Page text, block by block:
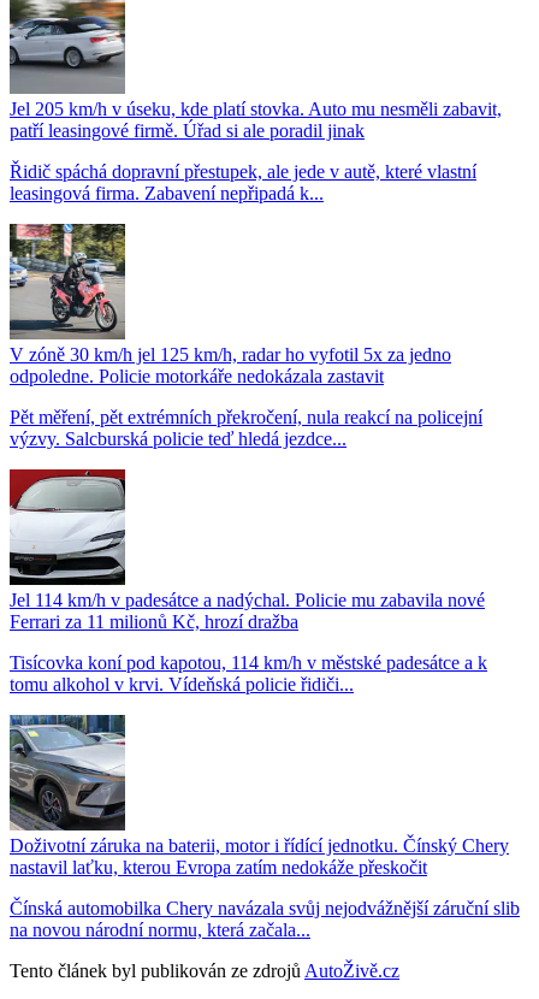
Jel 205 km/h v úseku, kde platí stovka. Auto mu nesměli zabavit,
patří leasingové firmě. Úřad si ale poradil jinak
Řidič spáchá dopravní přestupek, ale jede v autě, které vlastní
leasingová firma. Zabavení nepřipadá k...
V zóně 30 km/h jel 125 km/h, radar ho vyfotil 5x za jedno
odpoledne. Policie motorkáře nedokázala zastavit
Pět měření, pět extrémních překročení, nula reakcí na policejní
výzvy. Salcburská policie teď hledá jezdce...
Jel 114 km/h v padesátce a nadýchal. Policie mu zabavila nové
Ferrari za 11 milionů Kč, hrozí dražba
Tisícovka koní pod kapotou, 114 km/h v městské padesátce a k
tomu alkohol v krvi. Vídeňská policie řidiči...
Doživotní záruka na baterii, motor i řídící jednotku. Čínský Chery
nastavil laťku, kterou Evropa zatím nedokáže přeskočit
Čínská automobilka Chery navázala svůj nejodvážnější záruční slib
na novou národní normu, která začala...
Tento článek byl publikován ze zdrojů AutoŽivě.cz